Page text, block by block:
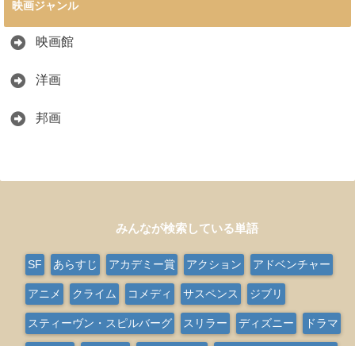
映画ジャンル
映画館
洋画
邦画
みんなが検索している単語
SF あらすじ アカデミー賞 アクション アドベンチャー
アニメ クライム コメディ サスペンス ジブリ
スティーヴン・スピルバーグ スリラー ディズニー ドラマ